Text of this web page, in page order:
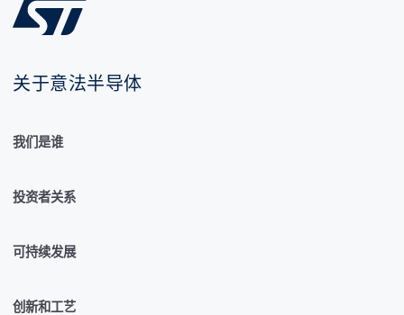
关于意法半导体
我们是谁
投资者关系
可持续发展
创新和工艺